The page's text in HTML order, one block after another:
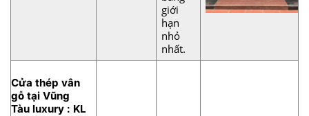
giới
hạn
nhỏ
nhất.
Cửa thép vân
gỗ tại Vũng
Tàu luxury : KL